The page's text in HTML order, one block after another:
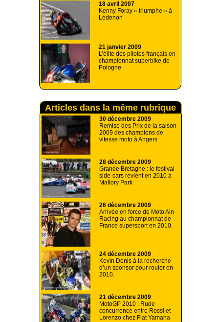
18 avril 2007
Kenny Foray « triumphe » à
Lédenon
21 janvier 2009
L’élite des pilotes français en
championnat superbike de
Pologne
Articles dans la même rubrique
30 décembre 2009
Remise des Prix de la saison
2009 des champions de
vitesse moto à Angers
28 décembre 2009
Grande Bretagne : le festival
side-cars revient en 2010 à
Mallory Park
26 décembre 2009
Arrivée en force de Moto Ain
Racing au championnat de
France supersport en 2010.
24 décembre 2009
Kevin Denis à la recherche
d’un sponsor pour rouler en
2010.
21 décembre 2009
MotoGP 2010 : Rude
concurrence entre Rossi et
Lorenzo chez Fiat Yamaha